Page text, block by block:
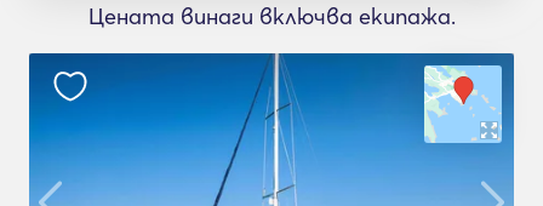
Цената винаги включва екипажа.